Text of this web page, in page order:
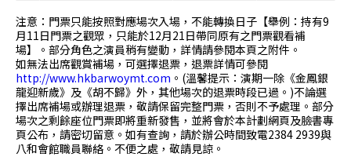
注意：門票只能按照對應場次入場，不能轉換日子 【舉例：持有9
月11日門票之觀眾，只能於12月21日帶同原有之門票觀看補
場】。 部分角色之演員稍有變動，詳情請參閱本頁之附件。
如無法出席觀賞補場 ，可選擇退票，退票詳情可參閱
http://www.hkbarwoymt.com 。 (溫馨提示：演期一除《金鳳銀
龍迎新歲》及《胡不歸》外，其他場次的退票時段已過。 )不論選
擇出席補場或辦理退票，敬請保留完整門票，否則不予處理。 部分
場次之剩餘座位門票即將重新發售，並將會於本計劃網頁及臉書專
頁公布，請密切留意。如有查詢，請於辦公時間致電2384 2939與
八和會館職員聯絡。不便之處，敬請見諒。